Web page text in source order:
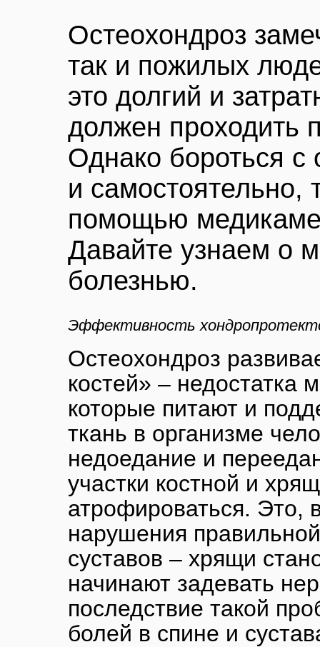
Остеохондроз
так и пожилых
это долгий и
должен проходить
Однако бороться с
и самостоятельно,
помощью
Давайте узнаем о
болезнью.
Эффективность
Остеохондроз
костей» – недостатка
которые питают и
ткань в организме
недоедание и
участки костной и
атрофироваться. Это,
нарушения
суставов – хрящи
начинают задевать
последствие такой
болей в спине и